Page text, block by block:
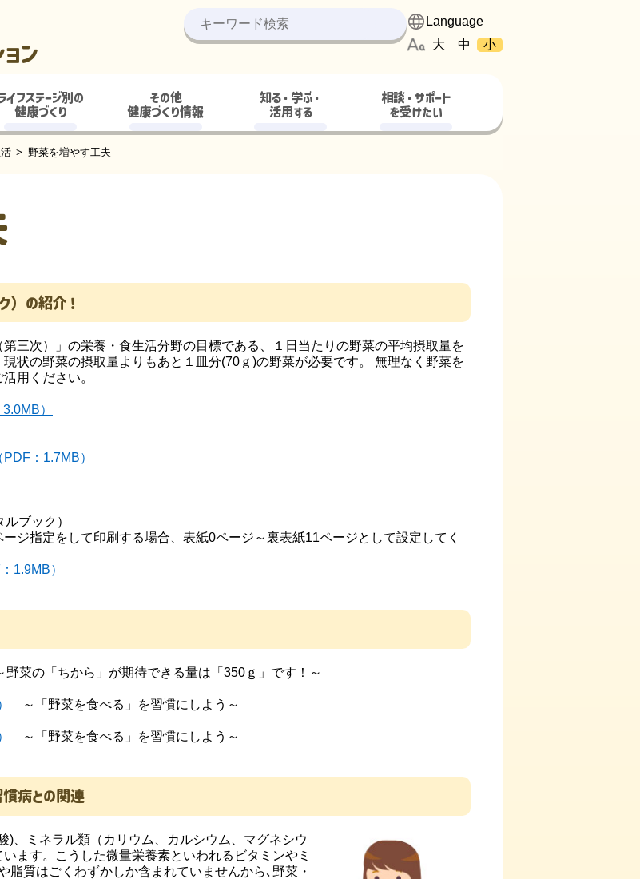
ン 大 中 小
イフステージ別の
健康づくり
その他
健康づくり情報
知る・学ぶ・
活用する
相談・サポート
を受けたい
野菜を増やす工夫
）の紹介！
三次）」の栄養・食生活分野の目標である、１日当たりの野菜の平均摂取量を
状の野菜の摂取量よりもあと１皿分(70ｇ)の野菜が必要です。 無理なく野菜を
活用ください。
）
：1.7MB）
ルブック）
ジ指定をして印刷する場合、表紙0ページ～裏表紙11ページとして設定してく
1.9MB）
菜の「ちから」が期待できる量は「350ｇ」です！～
～「野菜を食べる」を習慣にしよう～
～「野菜を食べる」を習慣にしよう～
病との関連
、ミネラル類（カリウム、カルシウム、マグネシウ
ます。こうした微量栄養素といわれるビタミンやミ
質はごくわずかしか含まれていませんから､野菜・